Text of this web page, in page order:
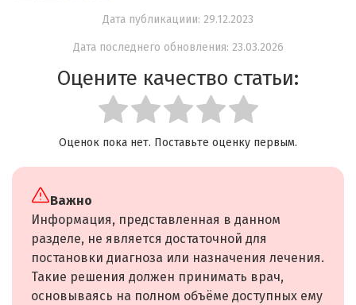
Дата публикациии: 29.12.2023
Дата последнего обновления: 23.03.2026
Оцените качество статьи:
Оценок пока нет. Поставьте оценку первым.
Важно
Информация, представленная в данном
разделе, не является достаточной для
постановки диагноза или назначения лечения.
Такие решения должен принимать врач,
основываясь на полном объёме доступных ему